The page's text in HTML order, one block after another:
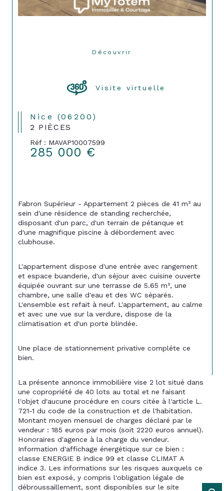
Découvrir
Visite virtuelle
Nice (06200)
2 PIÈCES
Réf : MAVAP10007599
285 000 €
Fabron Supérieur - Appartement 2 pièces de 41 m² au
sein d'une résidence de standing recherchée,
disposant d'un parc, d'un terrain de pétanque et
d'une magnifique piscine à débordement avec
clubhouse.
L'appartement dispose d'une entrée avec rangement
et espace buanderie, d'un séjour avec cuisine ouverte
équipée ouvrant sur une terrasse de 5.65 m², une
chambre, une salle d'eau et des WC séparés.
L'ensemble est refait à neuf. L'appartement, au calme
et avec une vue sur la verdure, dispose de la
climatisation et d'un porte blindée.
Une place de stationnement privative compléte ce
bien.
La présente annonce immobilière vise 2 lot situé dans
une copropriété de 40 lots au total et ne faisant
l'objet d'aucune procédure en cours citée à l'article L.
721-1 du code de la construction et de l'habitation.
Montant moyen mensuel de charges déclaré par le
vendeur : 185 euros par mois (soit 2220 euros annuel).
Honoraires d'agence à la charge du vendeur.
Information d'affichage énergétique sur ce bien :
classe ENERGIE B indice 99 et classe CLIMAT A
indice 3. Les informations sur les risques auxquels ce
bien est exposé, y compris l'obligation légale de
débroussaillement, sont disponibles sur le site